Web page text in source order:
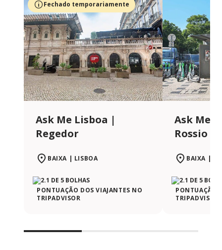
Fechado temporariamente
Ask Me Lisboa |
Regedor
BAIXA | LISBOA
PONTUAÇÃO DOS VIAJANTES NO
TRIPADVISOR
Ask Me
Rossio
BAIXA |
PONTUAÇÃO
TRIPADVISOR